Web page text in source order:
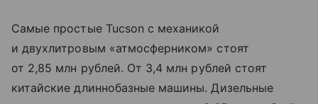
Самые простые Tucson с механикой
и двухлитровым «атмосферником» стоят
от 2,85 млн рублей. От 3,4 млн рублей стоят
китайские длиннобазные машины. Дизельные